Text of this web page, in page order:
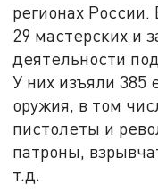
регионах
29 мастерских и
деятельности
У них изъяли 385
оружия, в том
пистолеты и
патроны,
т.д.